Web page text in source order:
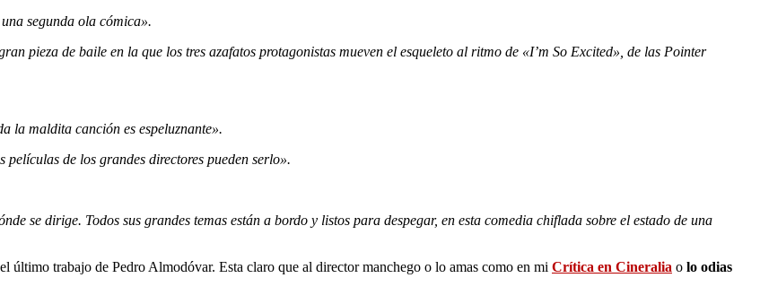
segunda ola cómica».
pieza de baile en la que los tres azafatos protagonistas mueven el esqueleto al ritmo de «I’m So Excited», de las Pointer
la maldita canción es espeluznante».
de los grandes directores pueden serlo».
se dirige. Todos sus grandes temas están a bordo y listos para despegar, en esta comedia chiflada sobre el estado de una
último trabajo de Pedro Almodóvar. Esta claro que al director manchego o lo amas como en mi Crítica en Cineralia o lo odias